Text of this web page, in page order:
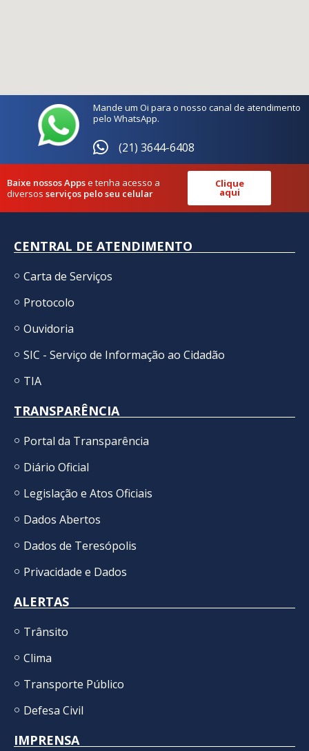
Mande um Oi para o nosso canal de atendimento
pelo WhatsApp.
(21) 3644-6408
Baixe nossos Appse tenha acesso a
diversos serviços pelo seu celular
Clique
aqui
CENTRAL DE ATENDIMENTO
Carta de Serviços
Protocolo
Ouvidoria
SIC - Serviço de Informação ao Cidadão
TIA
TRANSPARÊNCIA
Portal da Transparência
Diário Oficial
Legislação e Atos Oficiais
Dados Abertos
Dados de Teresópolis
Privacidade e Dados
ALERTAS
Trânsito
Clima
Transporte Público
Defesa Civil
IMPRENSA